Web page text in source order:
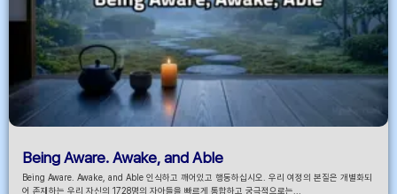
Being Aware. Awake, and Able
Being Aware. Awake, and Able 인식하고 깨어있고 행동하십시오. 우리 여정의 본질은 개별화되
어 존재하는 우리 자신의 1728명의 자아들을 빠르게 통합하고 궁극적으로는...